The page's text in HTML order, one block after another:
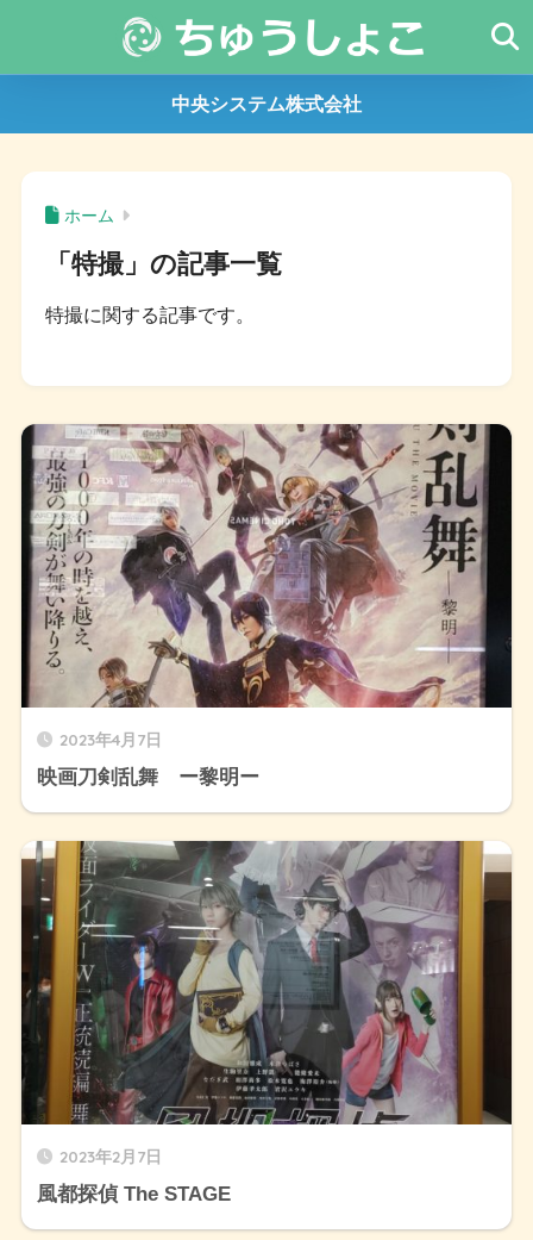
中央システム株式会社
ホーム
「特撮」の記事一覧
特撮に関する記事です。
2023年4月7日
映画刀剣乱舞 ー黎明ー
2023年2月7日
風都探偵 The STAGE